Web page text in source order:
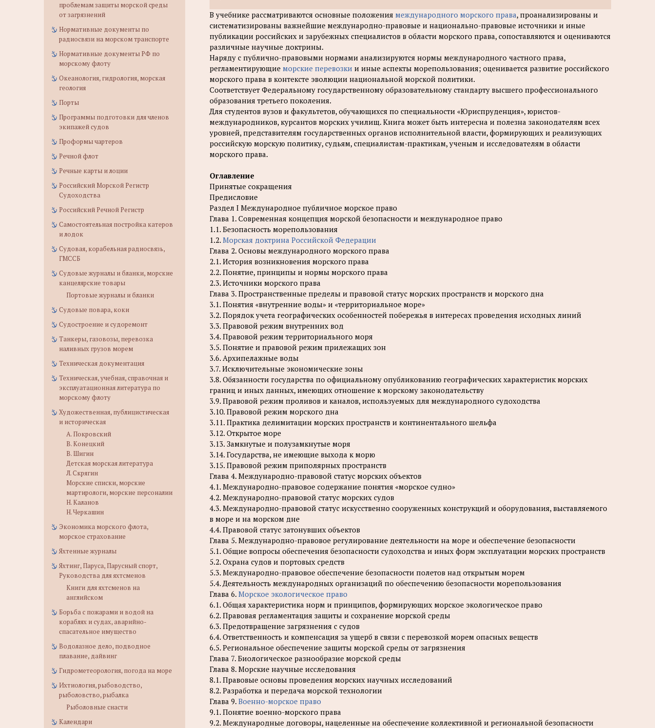
проблемам защиты морской среды
от загрязнений
Нормативные документы по
радиосвязи на морском транспорте
Нормативные документы РФ по
морскому флоту
Океанология, гидрология, морская
геология
Порты
Программы подготовки для членов
экипажей судов
Проформы чартеров
Речной флот
Речные карты и лоции
Российский Морской Регистр
Судоходства
Российский Речной Регистр
Самостоятельная постройка катеров
и лодок
Судовая, корабельная радиосвязь,
ГМССБ
Судовые журналы и бланки, морские
канцелярские товары
Портовые журналы и бланки
Судовые повара, коки
Судостроение и судоремонт
Танкеры, газовозы, перевозка
наливных грузов морем
Техническая документация
Техническая, учебная, справочная и
эксплуатационная литература по
морскому флоту
Художественная, публицистическая
и историческая
А. Покровский
В. Конецкий
В. Шигин
Детская морская литература
Л. Скрягин
Морские списки, морские
мартирологи, морские персоналии
Н. Каланов
Н. Черкашин
Экономика морского флота,
морское страхование
Яхтенные журналы
Яхтинг, Паруса, Парусный спорт,
Руководства для яхтсменов
Книги для яхтсменов на
английском
Борьба с пожарами и водой на
кораблях и судах, аварийно-
спасательное имущество
Водолазное дело, подводное
плавание, дайвинг
Гидрометеорология, погода на море
Ихтиология, рыбоводство,
рыболовство, рыбалка
Рыболовные снасти
Календари
В учебнике рассматриваются основные положения международного морского права, проанализированы и
систематизированы важнейшие международно-правовые и национально-правовые источники и иные
публикации российских и зарубежных специалистов в области морского права, сопоставляются и оцениваются
различные научные доктрины.
Наряду с публично-правовыми нормами анализируются нормы международного частного права,
регламентирующие морские перевозки и иные аспекты морепользования; оценивается развитие российского
морского права в контексте эволюции национальной морской политики.
Соответствует Федеральному государственному образовательному стандарту высшего профессионального
образования третьего поколения.
Для студентов вузов и факультетов, обучающихся по специальности «Юриспруденция», юристов-
международников, курсантов морских училищ. Книга может быть интересна и полезна законодателям всех
уровней, представителям государственных органов исполнительной власти, формирующих и реализующих
российскую морскую политику, судьям, специалистам-практикам, ученым и исследователям в области
морского права.
Оглавление
Принятые сокращения
Предисловие
Раздел I Международное публичное морское право
Глава 1. Современная концепция морской безопасности и международное право
1.1. Безопасность морепользования
1.2. Морская доктрина Российской Федерации
Глава 2. Основы международного морского права
2.1. История возникновения морского права
2.2. Понятие, принципы и нормы морского права
2.3. Источники морского права
Глава 3. Пространственные пределы и правовой статус морских пространств и морского дна
3.1. Понятия «внутренние воды» и «территориальное море»
3.2. Порядок учета географических особенностей побережья в интересах проведения исходных линий
3.3. Правовой режим внутренних вод
3.4. Правовой режим территориального моря
3.5. Понятие и правовой режим прилежащих зон
3.6. Архипелажные воды
3.7. Исключительные экономические зоны
3.8. Обязанности государства по официальному опубликованию географических характеристик морских
границ и иных данных, имеющих отношение к морскому законодательству
3.9. Правовой режим проливов и каналов, используемых для международного судоходства
3.10. Правовой режим морского дна
3.11. Практика делимитации морских пространств и континентального шельфа
3.12. Открытое море
3.13. Замкнутые и полузамкнутые моря
3.14. Государства, не имеющие выхода к морю
3.15. Правовой режим приполярных пространств
Глава 4. Международно-правовой статус морских объектов
4.1. Международно-правовое содержание понятия «морское судно»
4.2. Международно-правовой статус морских судов
4.3. Международно-правовой статус искусственно сооруженных конструкций и оборудования, выставляемого
в море и на морском дне
4.4. Правовой статус затонувших объектов
Глава 5. Международно-правовое регулирование деятельности на море и обеспечение безопасности
5.1. Общие вопросы обеспечения безопасности судоходства и иных форм эксплуатации морских пространств
5.2. Охрана судов и портовых средств
5.3. Международно-правовое обеспечение безопасности полетов над открытым морем
5.4. Деятельность международных организаций по обеспечению безопасности морепользования
Глава 6. Морское экологическое право
6.1. Общая характеристика норм и принципов, формирующих морское экологическое право
6.2. Правовая регламентация защиты и сохранение морской среды
6.3. Предотвращение загрязнения с судов
6.4. Ответственность и компенсация за ущерб в связи с перевозкой морем опасных веществ
6.5. Региональное обеспечение защиты морской среды от загрязнения
Глава 7. Биологическое разнообразие морской среды
Глава 8. Морские научные исследования
8.1. Правовые основы проведения морских научных исследований
8.2. Разработка и передача морской технологии
Глава 9. Военно-морское право
9.1. Понятие военно-морского права
9.2. Международные договоры, нацеленные на обеспечение коллективной и региональной безопасности